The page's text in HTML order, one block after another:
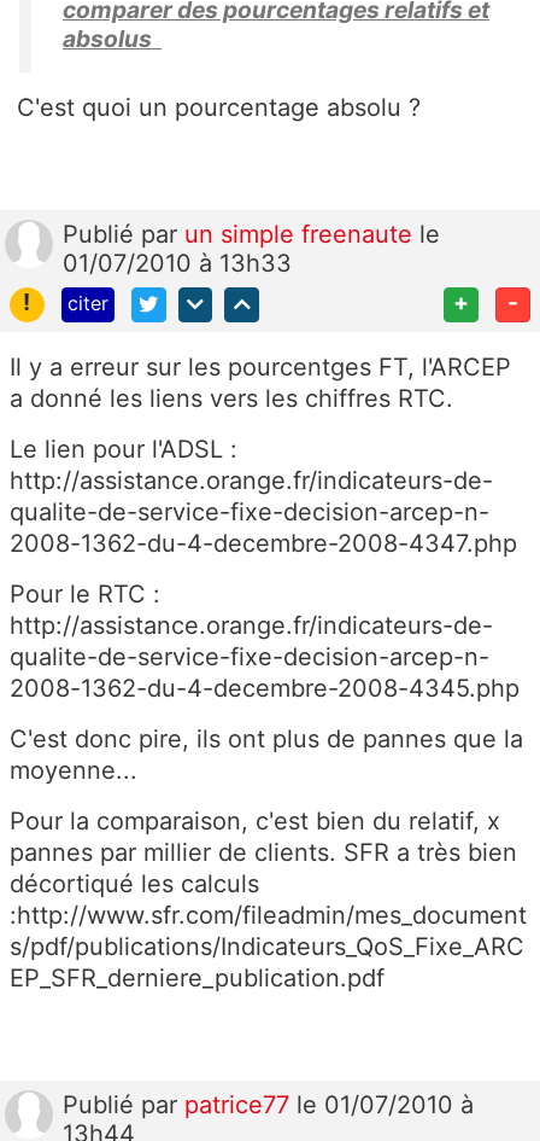
comparer des pourcentages relatifs et
absolus
C'est quoi un pourcentage absolu ?
Publié par un simple freenaute le
01/07/2010 à 13h33
!
citer + -
Il y a erreur sur les pourcentges FT, l'ARCEP
a donné les liens vers les chiffres RTC.
Le lien pour l'ADSL :
http://assistance.orange.fr/indicateurs-de-
qualite-de-service-fixe-decision-arcep-n-
2008-1362-du-4-decembre-2008-4347.php
Pour le RTC :
http://assistance.orange.fr/indicateurs-de-
qualite-de-service-fixe-decision-arcep-n-
2008-1362-du-4-decembre-2008-4345.php
C'est donc pire, ils ont plus de pannes que la
moyenne...
Pour la comparaison, c'est bien du relatif, x
pannes par millier de clients. SFR a très bien
décortiqué les calculs
:http://www.sfr.com/fileadmin/mes_document
s/pdf/publications/Indicateurs_QoS_Fixe_ARC
EP_SFR_derniere_publication.pdf
Publié par patrice77 le 01/07/2010 à
13h44